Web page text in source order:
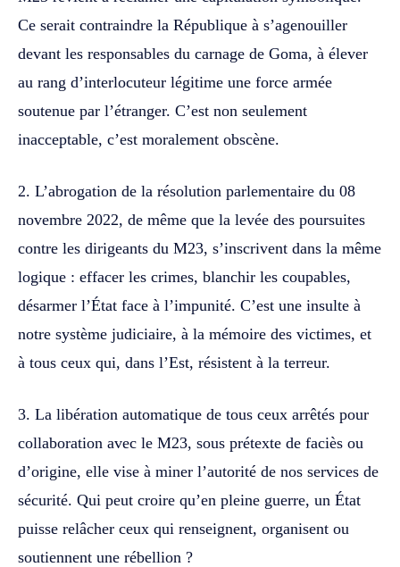
Ce serait contraindre la République à s’agenouiller
devant les responsables du carnage de Goma, à élever
au rang d’interlocuteur légitime une force armée
soutenue par l’étranger. C’est non seulement
inacceptable, c’est moralement obscène.
2. L’abrogation de la résolution parlementaire du 08
novembre 2022, de même que la levée des poursuites
contre les dirigeants du M23, s’inscrivent dans la même
logique : effacer les crimes, blanchir les coupables,
désarmer l’État face à l’impunité. C’est une insulte à
notre système judiciaire, à la mémoire des victimes, et
à tous ceux qui, dans l’Est, résistent à la terreur.
3. La libération automatique de tous ceux arrêtés pour
collaboration avec le M23, sous prétexte de faciès ou
d’origine, elle vise à miner l’autorité de nos services de
sécurité. Qui peut croire qu’en pleine guerre, un État
puisse relâcher ceux qui renseignent, organisent ou
soutiennent une rébellion ?